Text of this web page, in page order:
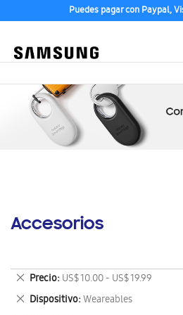
Puedes pagar con Paypal,
Accesorios
Precio US$ 10.00 - US$ 19.99
Eliminar
este
artículo
Dispositivo Weareables
Eliminar